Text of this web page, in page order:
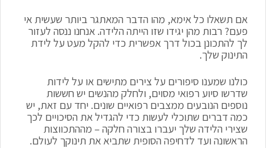
אם תשאלו כל אימא, מהו הדבר המאתגר ביותר שעשית אי
פעם? רבות מהן יגידו שזו הייתה הלידה. אנחנו ננסה לעזור
לך להתכונן בכול דרך אפשרית כדי להקל מעט על לידת
התינוק שלך.
כולנו שמענו סיפורים על צירים מתישים או על לידות
שדרשו סיוע רפואי מסוים, ולחלק מהנשים יש חששות
נוספים הנובעים ממצבים רפואיים שונים. יחד עם זאת, יש
כמה דברים שתוכלי לעשות כדי להגדיל את הסיכויים לכך
שצירי הלידה שלך יעברו בצורה חלקה – מההתכווצות
הראשונה ועד לדחיפה הסופית שתביא את תינוקך לעולם.